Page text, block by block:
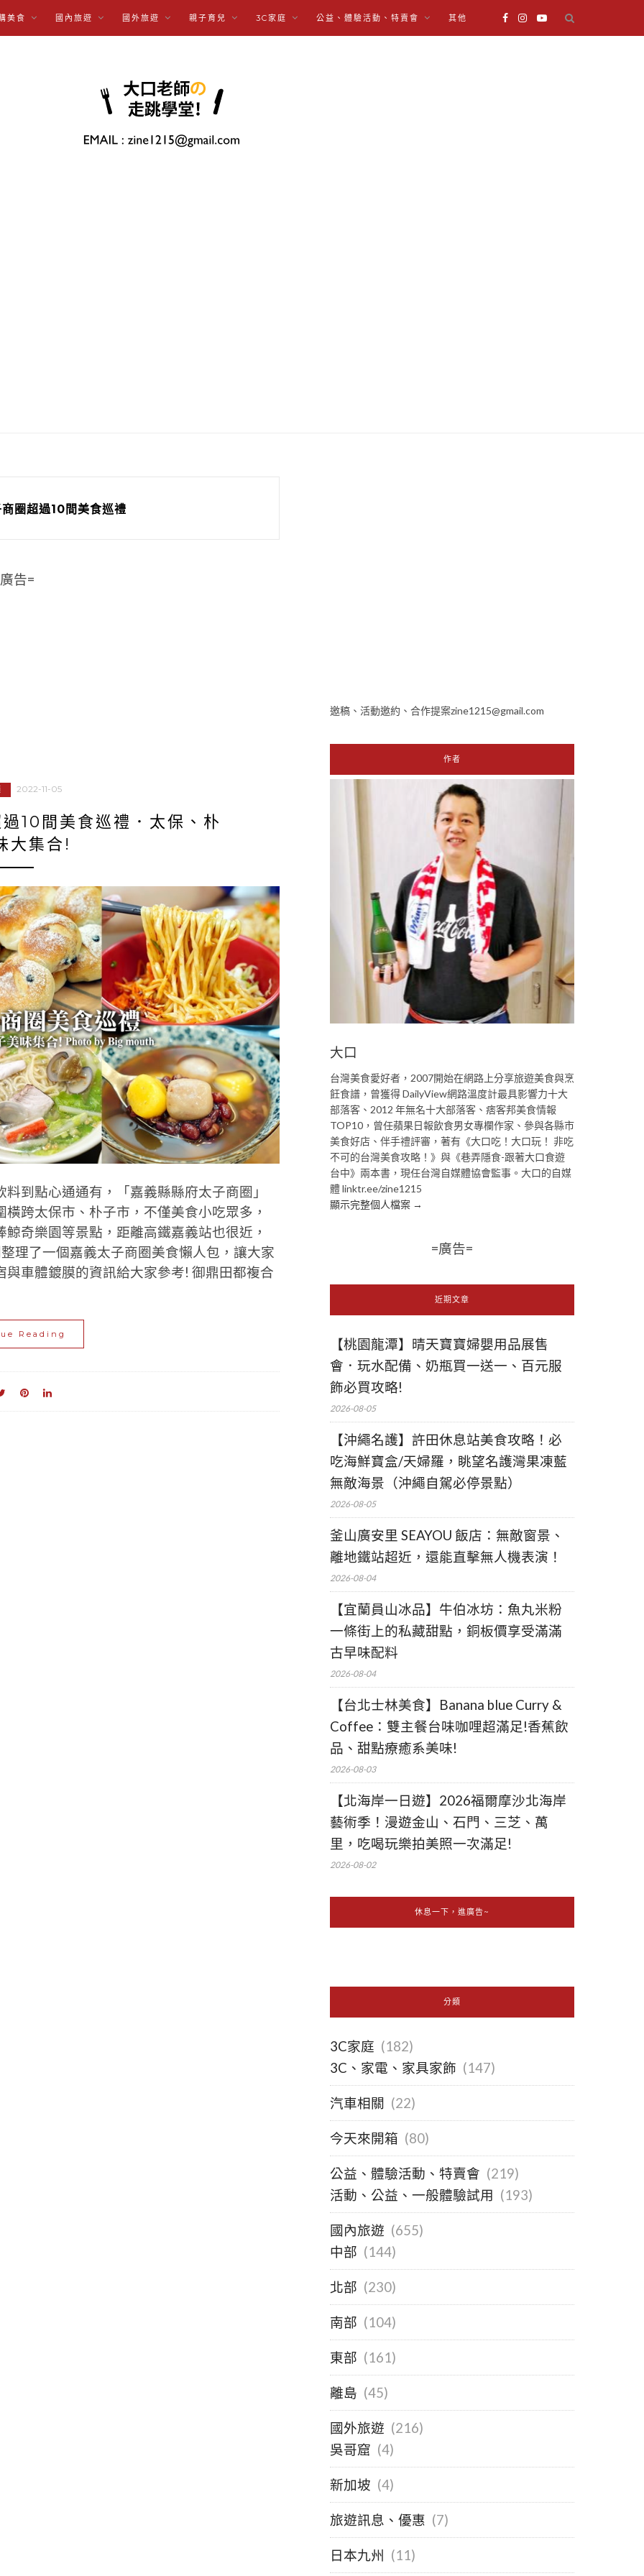
美食 國內旅遊 國外旅遊 親子育兒 3C家庭 公益、體驗活動、特賣會 其他
商圈超過10間美食巡禮
告=
2022-11-05
10間美食巡禮．太保、朴
大集合!
到點心通通有，「嘉義縣縣府太子商圈」
跨太保市、朴子市，不僅美食小吃眾多，
奇樂園等景點，距離高鐵嘉義站也很近，
理了一個嘉義太子商圈美食懶人包，讓大家
車體鍍膜的資訊給大家參考! 御鼎田都複合
Reading
邀稿、活動邀約、合作提案zine1215@gmail.com
作者
大口
台灣美食愛好者，2007開始在網路上分享旅遊美食與烹
飪食譜，曾獲得 DailyView網路溫度計最具影響力十大
部落客、2012 年無名十大部落客、痞客邦美食情報
TOP10，曾任蘋果日報飲食男女專欄作家、參與各縣市
美食好店、伴手禮評審，著有《大口吃！大口玩！ 非吃
不可的台灣美食攻略！》與《巷弄隱食-跟著大口食遊
台中》兩本書，現任台灣自媒體協會監事。大口的自媒
體 linktr.ee/zine1215
顯示完整個人檔案 →
=廣告=
近期文章
【桃園龍潭】晴天寶寶婦嬰用品展售
會．玩水配備、奶瓶買一送一、百元服
飾必買攻略!
2026-08-05
【沖繩名護】許田休息站美食攻略！必
吃海鮮寶盒/天婦羅，眺望名護灣果凍藍
無敵海景（沖繩自駕必停景點）
2026-08-05
釜山廣安里 SEAYOU 飯店：無敵窗景、
離地鐵站超近，還能直擊無人機表演！
2026-08-04
【宜蘭員山冰品】牛伯冰坊：魚丸米粉
一條街上的私藏甜點，銅板價享受滿滿
古早味配料
2026-08-04
【台北士林美食】Banana blue Curry &
Coffee：雙主餐台味咖哩超滿足!香蕉飲
品、甜點療癒系美味!
2026-08-03
【北海岸一日遊】2026福爾摩沙北海岸
藝術季！漫遊金山、石門、三芝、萬
里，吃喝玩樂拍美照一次滿足!
2026-08-02
休息一下，進廣告~
分類
3C家庭 (182)
3C、家電、家具家飾 (147)
汽車相關 (22)
今天來開箱 (80)
公益、體驗活動、特賣會 (219)
活動、公益、一般體驗試用 (193)
國內旅遊 (655)
中部 (144)
北部 (230)
南部 (104)
東部 (161)
離島 (45)
國外旅遊 (216)
吳哥窟 (4)
新加坡 (4)
旅遊訊息、優惠 (7)
日本九州 (11)